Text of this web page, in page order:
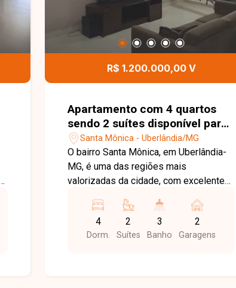
R$ 1.200.000,00 V
Apartamento com 4 quartos
sendo 2 suítes disponível para
venda no bairro Santa Mônica
em Uberlândia-MG
Santa Mônica - Uberlândia/MG
O bairro Santa Mônica, em Uberlândia-
MG, é uma das regiões mais
valorizadas da cidade, com excelente
principais avenidas. O bairro oferece
universidades, supermercados,
escolas, farmácias, restaurantes e
4
Dorm.
2
Suítes
3
Banho
2
Garagens